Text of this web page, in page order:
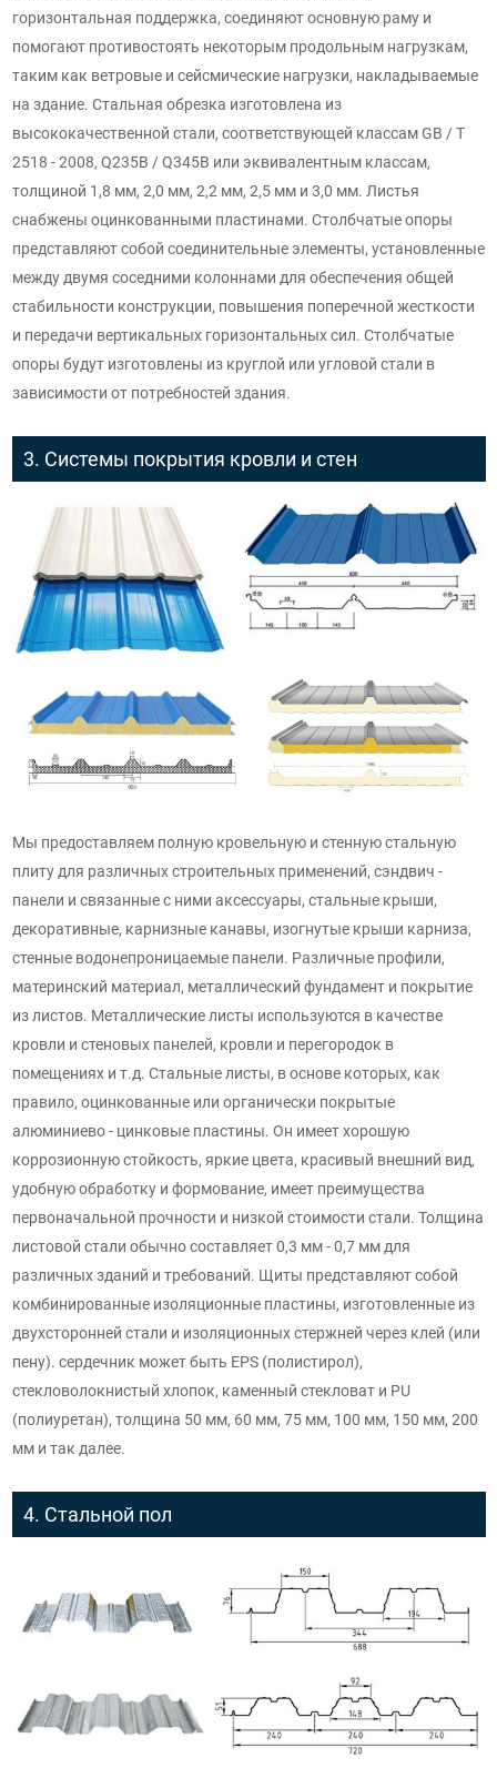
горизонтальная поддержка, соединяют основную раму и
помогают противостоять некоторым продольным нагрузкам,
таким как ветровые и сейсмические нагрузки, накладываемые
на здание. Стальная обрезка изготовлена из
высококачественной стали, соответствующей классам GB / T
2518 - 2008, Q235B / Q345B или эквивалентным классам,
толщиной 1,8 мм, 2,0 мм, 2,2 мм, 2,5 мм и 3,0 мм. Листья
снабжены оцинкованными пластинами. Столбчатые опоры
представляют собой соединительные элементы, установленные
между двумя соседними колоннами для обеспечения общей
стабильности конструкции, повышения поперечной жесткости
и передачи вертикальных горизонтальных сил. Столбчатые
опоры будут изготовлены из круглой или угловой стали в
зависимости от потребностей здания.
3. Системы покрытия кровли и стен
Мы предоставляем полную кровельную и стенную стальную
плиту для различных строительных применений, сэндвич -
панели и связанные с ними аксессуары, стальные крыши,
декоративные, карнизные канавы, изогнутые крыши карниза,
стенные водонепроницаемые панели. Различные профили,
материнский материал, металлический фундамент и покрытие
из листов. Металлические листы используются в качестве
кровли и стеновых панелей, кровли и перегородок в
помещениях и т.д. Стальные листы, в основе которых, как
правило, оцинкованные или органически покрытые
алюминиево - цинковые пластины. Он имеет хорошую
коррозионную стойкость, яркие цвета, красивый внешний вид,
удобную обработку и формование, имеет преимущества
первоначальной прочности и низкой стоимости стали. Толщина
листовой стали обычно составляет 0,3 мм - 0,7 мм для
различных зданий и требований. Щиты представляют собой
комбинированные изоляционные пластины, изготовленные из
двухсторонней стали и изоляционных стержней через клей (или
пену). сердечник может быть EPS (полистирол),
стекловолокнистый хлопок, каменный стекловат и PU
(полиуретан), толщина 50 мм, 60 мм, 75 мм, 100 мм, 150 мм, 200
мм и так далее.
4. Стальной пол